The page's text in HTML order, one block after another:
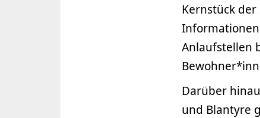
Kernstück
Anlaufstellen
Darüber
und Blantyre